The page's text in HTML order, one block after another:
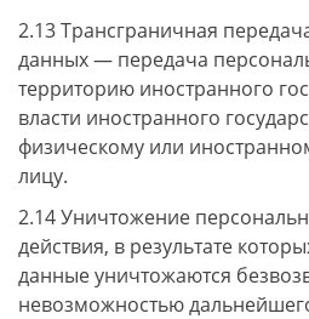
2.13 Трансграничная
данных — передача
территорию иностранного
власти иностранного
физическому или
лицу.
2.14 Уничтожение
действия, в результате
данные уничтожаются
невозможностью